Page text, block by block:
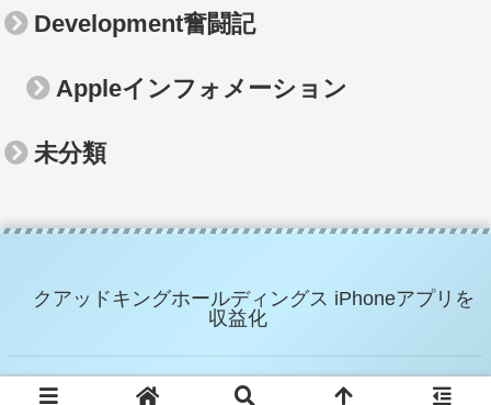
Development奮闘記
Appleインフォメーション
未分類
クアッドキングホールディングス iPhoneアプリを
収益化